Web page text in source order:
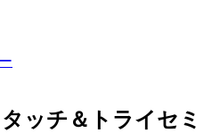
ッチ＆トライセミ